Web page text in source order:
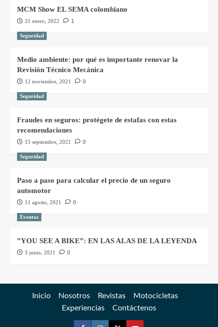
MCM Show EL SEMA colombiano
21 enero, 2022 1
Seguridad
Medio ambiente: por qué es importante renovar la
Revisión Técnico Mecánica
12 noviembre, 2021 0
Seguridad
Fraudes en seguros: protégete de estafas con estas
recomendaciones
15 septiembre, 2021 0
Seguridad
Paso a paso para calcular el precio de un seguro
automotor
11 agosto, 2021 0
Eventos
”YOU SEE A BIKE”: EN LAS ALAS DE LA LEYENDA
3 junio, 2021 0
Inicio Nosotros Revistas
Motocicletas
Experiencias
Contáctenos